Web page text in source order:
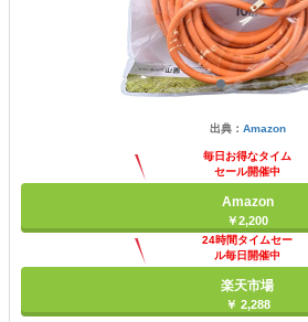
出典： Amazon
毎日お得なタイム
セール開催中
Amazon
￥2,200
24時間タイムセー
ル毎日開催中
楽天市場
￥ 2,288